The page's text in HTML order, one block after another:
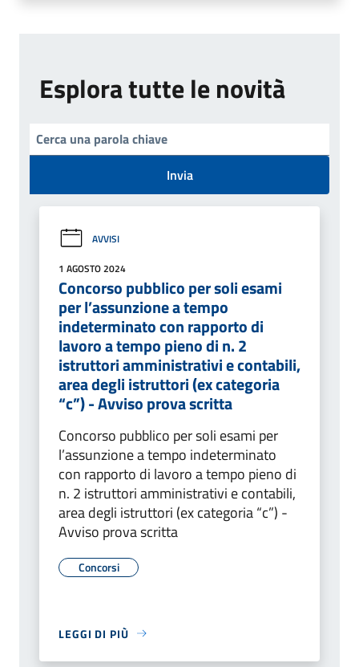
Esplora tutte le novità
Invia
AVVISI
1 AGOSTO 2024
Concorso pubblico per soli esami
per l’assunzione a tempo
indeterminato con rapporto di
lavoro a tempo pieno di n. 2
istruttori amministrativi e contabili,
area degli istruttori (ex categoria
“c”) - Avviso prova scritta
Concorso pubblico per soli esami per
l’assunzione a tempo indeterminato
con rapporto di lavoro a tempo pieno di
n. 2 istruttori amministrativi e contabili,
area degli istruttori (ex categoria “c”) -
Avviso prova scritta
Concorsi
LEGGI DI PIÙ